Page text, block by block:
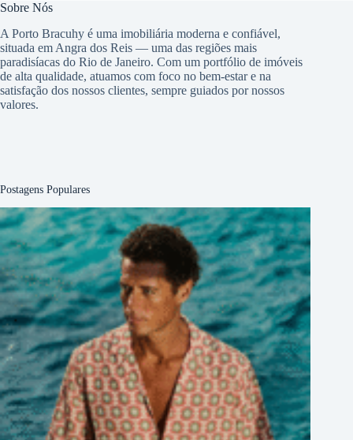
Sobre Nós
A Porto Bracuhy é uma imobiliária moderna e confiável,
situada em Angra dos Reis — uma das regiões mais
paradisíacas do Rio de Janeiro. Com um portfólio de imóveis
de alta qualidade, atuamos com foco no bem-estar e na
satisfação dos nossos clientes, sempre guiados por nossos
valores.
Postagens Populares